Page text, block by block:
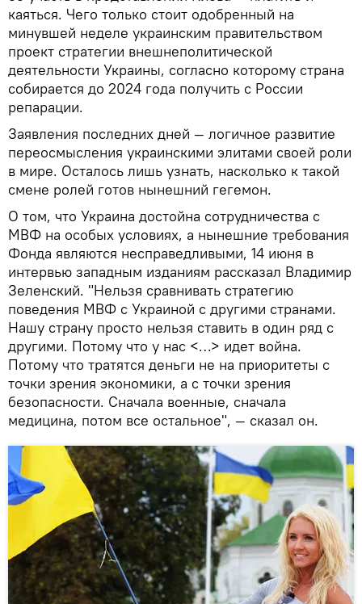
каяться. Чего только стоит одобренный на
минувшей неделе украинским правительством
проект стратегии внешнеполитической
деятельности Украины, согласно которому страна
собирается до 2024 года получить с России
репарации.
Заявления последних дней — логичное развитие
переосмысления украинскими элитами своей роли
в мире. Осталось лишь узнать, насколько к такой
смене ролей готов нынешний гегемон.
О том, что Украина достойна сотрудничества с
МВФ на особых условиях, а нынешние требования
Фонда являются несправедливыми, 14 июня в
интервью западным изданиям рассказал Владимир
Зеленский. "Нельзя сравнивать стратегию
поведения МВФ с Украиной с другими странами.
Нашу страну просто нельзя ставить в один ряд с
другими. Потому что у нас <…> идет война.
Потому что тратятся деньги не на приоритеты с
точки зрения экономики, а с точки зрения
безопасности. Сначала военные, сначала
медицина, потом все остальное", — сказал он.